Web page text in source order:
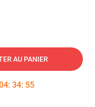
AU PANIER
: 34: 54